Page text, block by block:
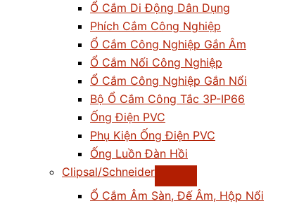
Ổ Cắm Di Động Dân Dụng
Phích Cắm Công Nghiệp
Ổ Cắm Công Nghiệp Gắn Âm
Ổ Cắm Nối Công Nghiệp
Ổ Cắm Công Nghiệp Gắn Nổi
Bộ Ổ Cắm Công Tắc 3P-IP66
Ống Điện PVC
Phụ Kiện Ống Điện PVC
Ống Luồn Đàn Hồi
Clipsal/Schneider
Ổ Cắm Âm Sàn, Đế Âm, Hộp Nổi